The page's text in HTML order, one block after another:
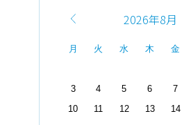
2026年8月
月 火 水 木 金
3
4 5 6 7
10
11 12 13 14